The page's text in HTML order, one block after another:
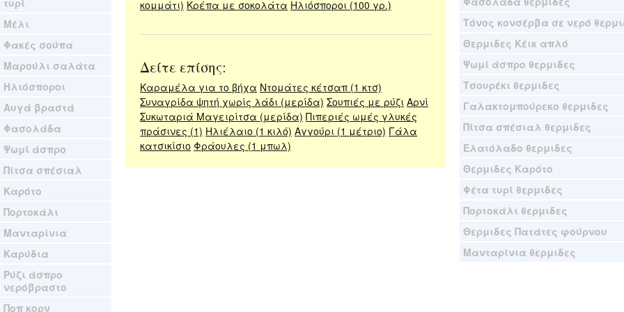
τυρί
Μέλι
Φακές σούπα
Μαρούλι σαλάτα
Ηλιόσποροι
Αυγά βραστά
Φασολάδα
Ψωμί άσπρο
Πίτσα σπέσιαλ
Καρότο
Πορτοκάλι
Μανταρίνια
Καρύδια
Ρύζι άσπρο
νερόβραστο
Ποπ κορν
κομμάτι) Κρέπα με σοκολάτα Ηλιόσποροι (100 γρ.)
Δείτε επίσης:
Καραμέλα για το βήχα Ντομάτες κέτσαπ (1 κτσ)
Συναγρίδα ψητή χωρίς λάδι (μερίδα) Σουπιές με ρύζι Αρνί
Συκωταριά Μαγειρίτσα (μερίδα) Πιπεριές ωμές γλυκές
πράσινες (1) Ηλιέλαιο (1 κιλό) Αγγούρι (1 μέτριο) Γάλα
κατσικίσιο Φράουλες (1 μπωλ)
Τόνος κονσέρβα σε νερό
Θερμιδες Κέικ απλό
Ψωμί άσπρο θερμιδες
Τσουρέκι θερμιδες
Γαλακτομπούρεκο θερμιδες
Πίτσα σπέσιαλ θερμιδες
Ελαιόλαδο θερμιδες
Θερμιδες Καρότο
Φέτα τυρί θερμιδες
Πορτοκάλι θερμιδες
Θερμιδες Πατάτες φούρνου
Μανταρίνια θερμιδες